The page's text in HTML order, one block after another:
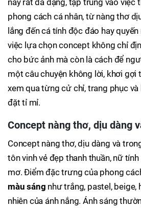
nay rất đa dạng, tập trung vào việc
phong cách cá nhân, từ nàng thơ
lắng đến cá tính độc đáo hay
việc lựa chọn concept không chỉ
cho bức ảnh mà còn là cách để
một câu chuyện không lời, khơi gợi
xem qua từng cử chỉ, trang phục
đặt tỉ mỉ.
Concept nàng thơ, dịu dàng
Concept nàng thơ, dịu dàng và
tôn vinh vẻ đẹp thanh thuần, nữ
mơ. Điểm đặc trưng của phong
màu sáng như trắng, pastel,
nhiên của ánh nắng. Ánh sáng